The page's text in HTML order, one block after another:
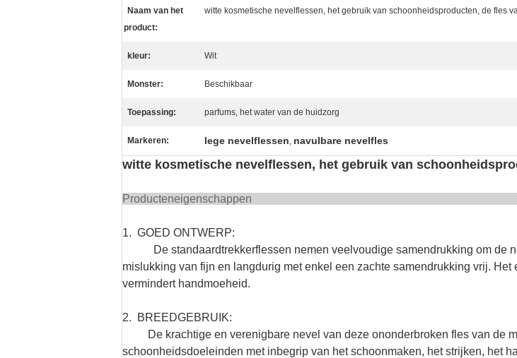
Naam van het
product:
witte kosmetische nevelflessen, het gebruik van schoonheidsproducten, de fles
kleur: Wit
Monster: Beschikbaar
Toepassing: parfums, het water van de huidzorg
Markeren: lege nevelflessen, navulbare nevelfles
witte kosmetische nevelflessen, het gebruik van
1. GOED ONTWERP:
De standaardtrekkerflessen nemen veelvoudige samendrukking om de
mislukking van fijn en langdurig met enkel een zachte samendrukking vrij.
vermindert handmoeheid.
2. BREEDGEBRUIK:
De krachtige en verenigbare nevel van deze ononderbroken fles van de
schoonheidsdoeleinden met inbegrip van het schoonmaken, het strijken, het